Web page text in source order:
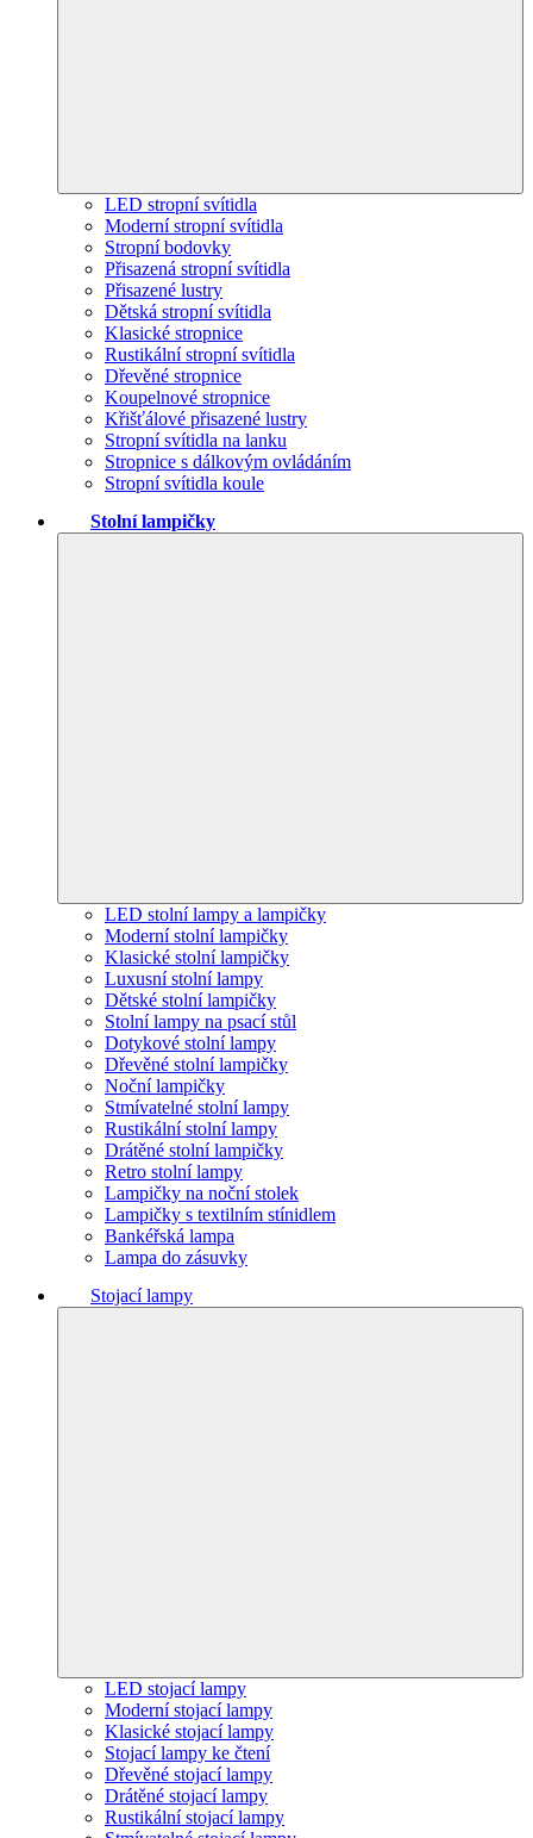
LED stropní svítidla
Moderní stropní svítidla
Stropní bodovky
Přisazená stropní svítidla
Přisazené lustry
Dětská stropní svítidla
Klasické stropnice
Rustikální stropní svítidla
Dřevěné stropnice
Koupelnové stropnice
Křišťálové přisazené lustry
Stropní svítidla na lanku
Stropnice s dálkovým ovládáním
Stropní svítidla koule
Stolní lampičky
LED stolní lampy a lampičky
Moderní stolní lampičky
Klasické stolní lampičky
Luxusní stolní lampy
Dětské stolní lampičky
Stolní lampy na psací stůl
Dotykové stolní lampy
Dřevěné stolní lampičky
Noční lampičky
Stmívatelné stolní lampy
Rustikální stolní lampy
Drátěné stolní lampičky
Retro stolní lampy
Lampičky na noční stolek
Lampičky s textilním stínidlem
Bankéřská lampa
Lampa do zásuvky
Stojací lampy
LED stojací lampy
Moderní stojací lampy
Klasické stojací lampy
Stojací lampy ke čtení
Dřevěné stojací lampy
Drátěné stojací lampy
Rustikální stojací lampy